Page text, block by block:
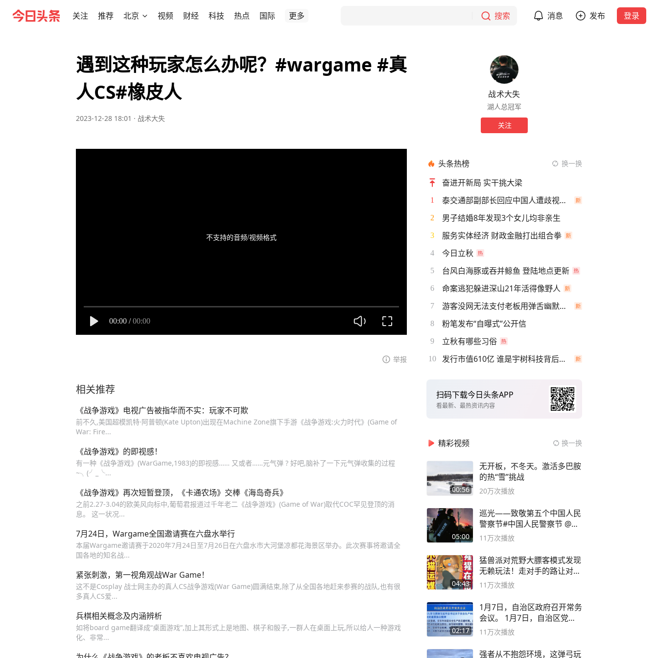
关注 推荐 北京 视频 财经 科技 热点 国际 更多 搜索 消息 发布 登录
遇到这种玩家怎么办呢？#wargame #真
人CS#橡皮人
2023-12-28 18:01 · 战术大失
不支持的音频/视频格式
00:00 / 00:00
举报
相关推荐
《战争游戏》电视广告被指华而不实：玩家不可欺
前不久,美国超模凯特·阿普顿(Kate Upton)出现在Machine Zone旗下手游《战争游戏:火力时代》(Game of
War: Fire...
《战争游戏》的即视感！
有一种《战争游戏》(WarGame,1983)的即视感…… 又或者……元气弹 ? 好吧,脑补了一下元气弹收集的过程
~╮(╯_╰...
《战争游戏》再次短暂登顶，《卡通农场》交棒《海岛奇兵》
之前2.27-3.04的欧美风向标中,葡萄君报道过千年老二《战争游戏》(Game of War)取代COC罕见登顶的消
息。 这一状况...
7月24日，Wargame全国邀请赛在六盘水举行
本届Wargame邀请赛于2020年7月24日至7月26日在六盘水市大河堡凉都花海景区举办。此次赛事将邀请全
国各地的知名战...
紧张刺激，第一视角观战War Game！
这不是Cosplay 战士网主办的真人CS战争游戏(War Game)圆满结束,除了从全国各地赶来参赛的战队,也有很
多真人CS爱...
兵棋相关概念及内涵辨析
如将board game翻译成“桌面游戏”,加上其形式上是地图、棋子和骰子,一群人在桌面上玩,所以给人一种游戏
化、非常...
战术大失
湖人总冠军
关注
头条热榜 换一换
奋进开新局 实干挑大梁
1 泰交通部副部长回应中国人遭歧视手势
2 男子结婚8年发现3个女儿均非亲生
3 服务实体经济 财政金融打出组合拳
4 今日立秋
5 台风白海豚或吞并鲸鱼 登陆地点更新
6 命案逃犯躲进深山21年活得像野人
7 游客没网无法支付老板用弹舌幽默化解
8 粉笔发布“自曝式”公开信
9 立秋有哪些习俗
10 发行市值610亿 谁是宇树科技背后赢家
扫码下载今日头条APP
看最新、最热资讯内容
精彩视频 换一换
00:56
无开板，不冬天。激活多巴胺
的热“雪”挑战
20万次播放
05:00
巡光——致敬第五个中国人民
警察节#中国人民警察节 @抖
音小助手
11万次播放
04:43
猛兽派对荒野大膘客模式发现
无赖玩法！走对手的路让对手
无路可走
11万次播放
02:17
1月7日，自治区政府召开常务
会议。 1月7日，自治区党委
副书记
11万次播放
强者从不抱怨环境，这弹弓玩